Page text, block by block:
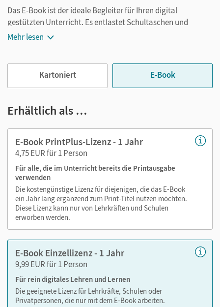
Das E-Book ist der ideale Begleiter für Ihren digital
gestützten Unterricht. Es entlastet Schultaschen und
Rucksäcke und ist jederzeit unkompliziert verfügbar.
Notizen erstellen
Text ergänzen
im Text suchen
zoomen
Die Medien sind wichtige Bestandteile dieses E-Books. Sie
sind seitengenau platziert, damit Sie und Ihre Schüler/-innen
jederzeit unkompliziert darauf zugreifen können. So
gestalten Sie das Lehren und Lernen zeitsparend und
abwechslungsreich. Kein Medienwechsel! Kein
zeitaufwendiges Suchen!
Medien in diesem E-Book:
Audios
Videos
Mehr lesen
Kartoniert E-Book
Erhältlich als …
E-Book PrintPlus-Lizenz - 1 Jahr
4,75 EUR für 1 Person
Für alle, die im Unterricht bereits die Printausgabe
verwenden
Die kostengünstige Lizenz für diejenigen, die das E-Book
ein Jahr lang ergänzend zum Print-Titel nutzen möchten.
Diese Lizenz kann nur von Lehrkräften und Schulen
erworben werden.
E-Book Einzellizenz - 1 Jahr
9,99 EUR für 1 Person
Für rein digitales Lehren und Lernen
Die geeignete Lizenz für Lehrkräfte, Schulen oder
Privatpersonen, die nur mit dem E-Book arbeiten.